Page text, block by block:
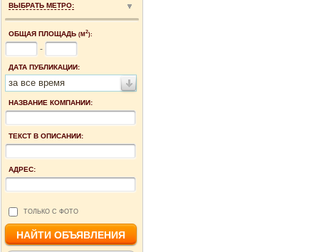
ВЫБРАТЬ МЕТРО:
ОБЩАЯ ПЛОЩАДЬ (М2):
-
ДАТА ПУБЛИКАЦИИ:
за все время
НАЗВАНИЕ КОМПАНИИ:
ТЕКСТ В ОПИСАНИИ:
АДРЕС:
ТОЛЬКО С ФОТО